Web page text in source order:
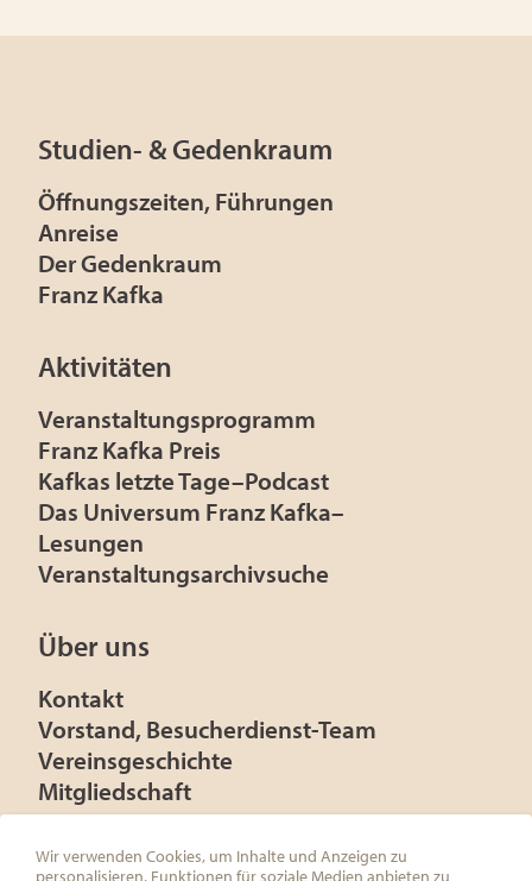
Studien- & Gedenkraum
Öffnungszeiten, Führungen
Anreise
Der Gedenkraum
Franz Kafka
Aktivitäten
Veranstaltungsprogramm
Franz Kafka Preis
Kafkas letzte Tage–Podcast
Das Universum Franz Kafka–
Lesungen
Veranstaltungsarchivsuche
Über uns
Kontakt
Vorstand, Besucherdienst-Team
Vereinsgeschichte
Mitgliedschaft
Presse
Förderer
Wir verwenden Cookies, um Inhalte und Anzeigen zu
personalisieren, Funktionen für soziale Medien anbieten zu